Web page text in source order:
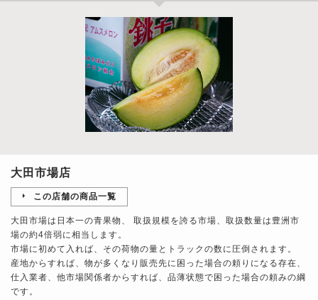
大田市場店
この店舗の商品一覧
大田市場は日本一の青果物、 取扱規模を誇る市場、取扱数量は豊洲市
場の約4倍弱に相当します。
市場に初めて入れば、その荷物の量とトラックの数に圧倒されます。
産地からすれば、物が多くなり販売先に困った場合の頼りになる存在、
仕入業者、他市場関係者からすれば、品薄状態で困った場合の頼みの綱
です。